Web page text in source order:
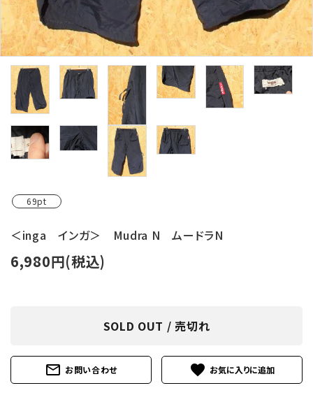
ACCOUNT MENU
ようこそ ゲスト 様
meeting_room ログイン person 新規会員登録
69pt
＜inga インガ＞ Mudra N ムードラN
6,980円(税込)
SOLD OUT / 売切れ
mail_outline お問い合わせ favorite